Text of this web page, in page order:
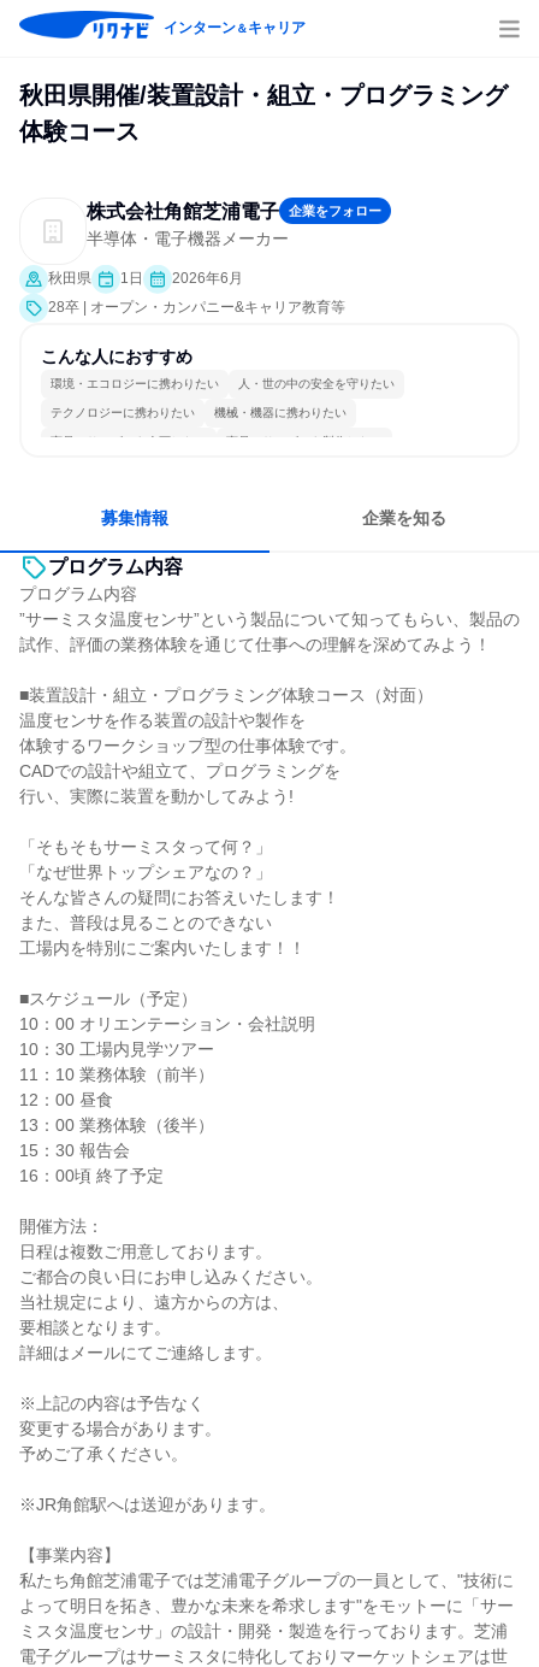
インターン＆キャリア
秋田県開催/装置設計・組立・プログラミング
体験コース
株式会社角館芝浦電子 企業をフォロー
半導体・電子機器メーカー
秋田県 1日
2026年6月
28卒 | オープン・カンパニー&キャリア教育等
こんな人におすすめ
環境・エコロジーに携わりたい 人・世の中の安全を守りたい
テクノロジーに携わりたい 機械・機器に携わりたい
商品・サービスを企画したい 商品・サービスを製作したい
募集情報 企業を知る
プログラム内容
プログラム内容
”サーミスタ温度センサ”という製品について知ってもらい、製品の
試作、評価の業務体験を通じて仕事への理解を深めてみよう！
■装置設計・組立・プログラミング体験コース（対面）
温度センサを作る装置の設計や製作を
体験するワークショップ型の仕事体験です。
CADでの設計や組立て、プログラミングを
行い、実際に装置を動かしてみよう!
「そもそもサーミスタって何？」
「なぜ世界トップシェアなの？」
そんな皆さんの疑問にお答えいたします！
また、普段は見ることのできない
工場内を特別にご案内いたします！！
■スケジュール（予定）
10：00 オリエンテーション・会社説明
10：30 工場内見学ツアー
11：10 業務体験（前半）
12：00 昼食
13：00 業務体験（後半）
15：30 報告会
16：00頃 終了予定
開催方法：
日程は複数ご用意しております。
ご都合の良い日にお申し込みください。
当社規定により、遠方からの方は、
要相談となります。
詳細はメールにてご連絡します。
※上記の内容は予告なく
変更する場合があります。
予めご了承ください。
※JR角館駅へは送迎があります。
【事業内容】
私たち角館芝浦電子では芝浦電子グループの一員として、"技術に
よって明日を拓き、豊かな未来を希求します"をモットーに「サー
ミスタ温度センサ」の設計・開発・製造を行っております。芝浦
電子グループはサーミスタに特化しておりマーケットシェアは世